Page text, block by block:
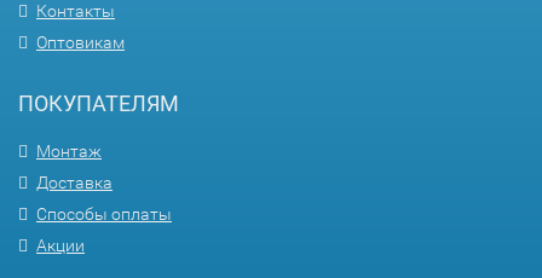
Контакты
Оптовикам
ПОКУПАТЕЛЯМ
Монтаж
Доставка
Способы оплаты
Акции